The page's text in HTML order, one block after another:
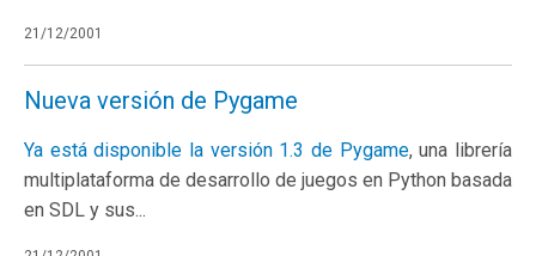
21/12/2001
Nueva versión de Pygame
Ya está disponible la versión 1.3 de Pygame, una librería
multiplataforma de desarrollo de juegos en Python basada
en SDL y sus...